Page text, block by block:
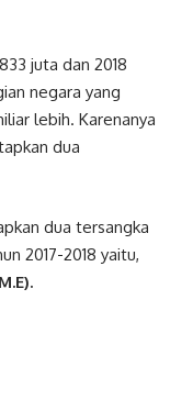
juta dan 2018
negara yang
lebih. Karenanya
dua
dua tersangka
2017-2018 yaitu,